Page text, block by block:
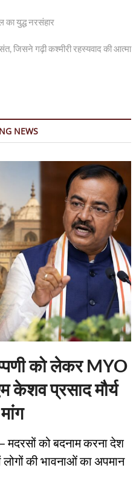
का युद्ध नरसंहार
जिसने गढ़ी कश्मीरी रहस्यवाद की आत्मा
NEWS
को लेकर MYO
केशव प्रसाद मौर्य
मदरसों को बदनाम करना देश
की भावनाओं का अपमान